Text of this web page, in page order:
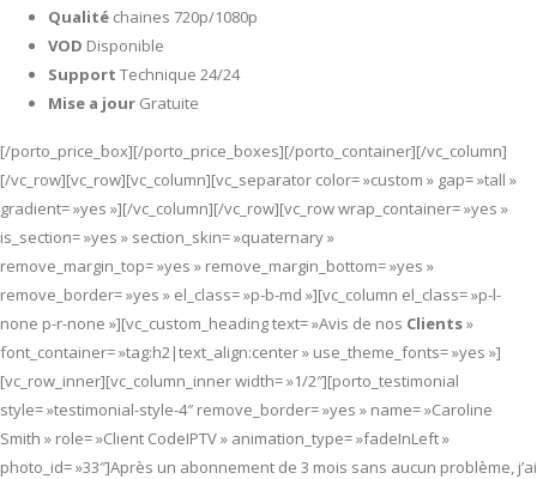
Qualité chaines 720p/1080p
VOD Disponible
Support Technique 24/24
Mise a jour Gratuite
[/porto_price_box][/porto_price_boxes][/porto_container][/vc_column]
[/vc_row][vc_row][vc_column][vc_separator color= »custom » gap= »tall »
gradient= »yes »][/vc_column][/vc_row][vc_row wrap_container= »yes »
is_section= »yes » section_skin= »quaternary »
remove_margin_top= »yes » remove_margin_bottom= »yes »
remove_border= »yes » el_class= »p-b-md »][vc_column el_class= »p-l-
none p-r-none »][vc_custom_heading text= »Avis de nos Clients»
font_container= »tag:h2|text_align:center » use_theme_fonts= »yes »]
[vc_row_inner][vc_column_inner width= »1/2″][porto_testimonial
style= »testimonial-style-4″ remove_border= »yes » name= »Caroline
Smith » role= »Client CodeIPTV » animation_type= »fadeInLeft »
photo_id= »33″]Après un abonnement de 3 mois sans aucun problème, j’ai